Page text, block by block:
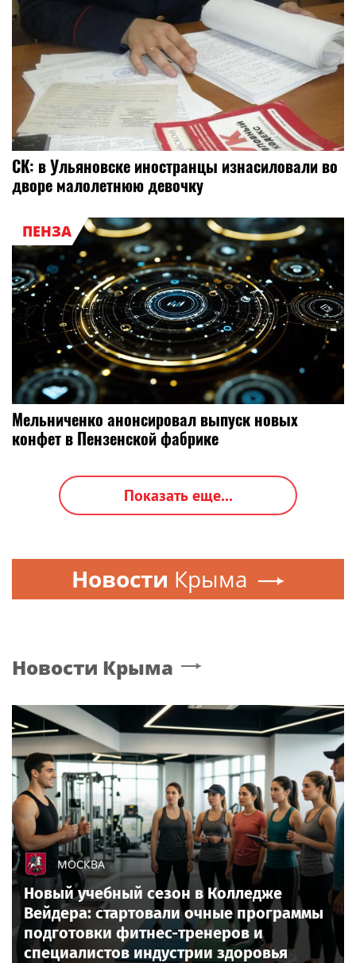
СК: в Ульяновске иностранцы изнасиловали во
дворе малолетнюю девочку
ПЕНЗА
Мельниченко анонсировал выпуск новых
конфет в Пензенской фабрике
Показать еще...
Новости Крыма
Новости Крыма
МОСКВА
Новый учебный сезон в Колледже
Вейдера: стартовали очные программы
подготовки фитнес-тренеров и
специалистов индустрии здоровья